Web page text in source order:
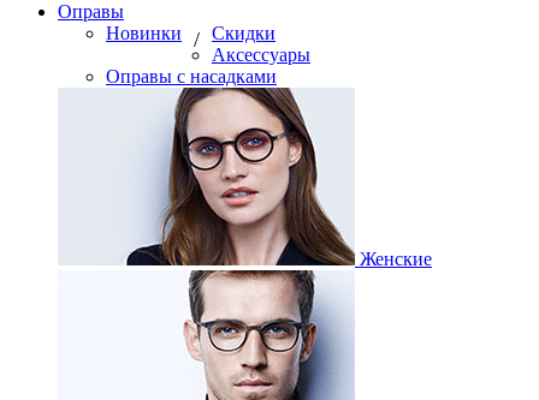
Оправы
Новинки
/ Скидки
Аксессуары
Оправы с насадками
Женские